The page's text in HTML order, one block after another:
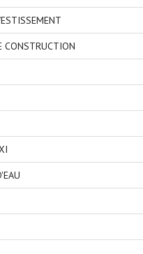
CONSTRUCTION